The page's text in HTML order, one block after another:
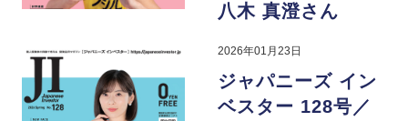
八木 真澄さん
2026年01月23日
ジャパニーズ イン
ベスター 128号／